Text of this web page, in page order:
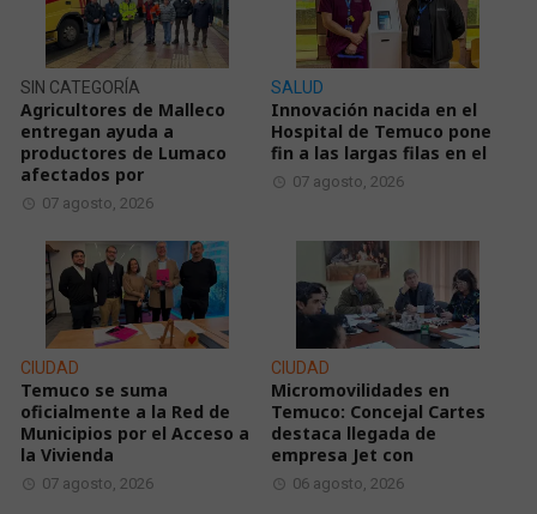
SIN CATEGORÍA
Agricultores de Malleco
entregan ayuda a
productores de Lumaco
afectados por
07 agosto, 2026
SALUD
Innovación nacida en el
Hospital de Temuco pone
fin a las largas filas en el
07 agosto, 2026
CIUDAD
Temuco se suma
oficialmente a la Red de
Municipios por el Acceso a
la Vivienda
07 agosto, 2026
CIUDAD
Micromovilidades en
Temuco: Concejal Cartes
destaca llegada de
empresa Jet con
06 agosto, 2026